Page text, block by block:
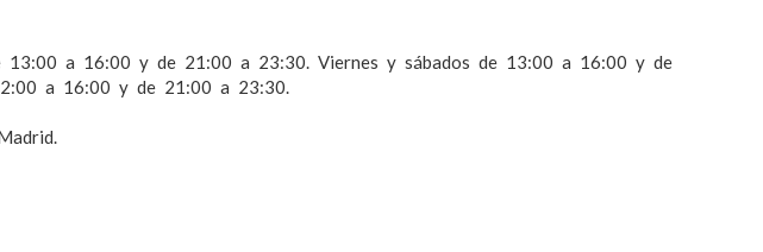
13:00 a 16:00 y de 21:00 a 23:30. Viernes y sábados de 13:00 a 16:00 y de
a 16:00 y de 21:00 a 23:30.